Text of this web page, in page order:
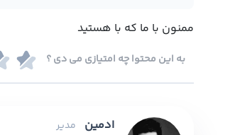
ممنون با ما که با هستید
به این محتوا چه امتیازی می دی ؟
ادمین مدیر